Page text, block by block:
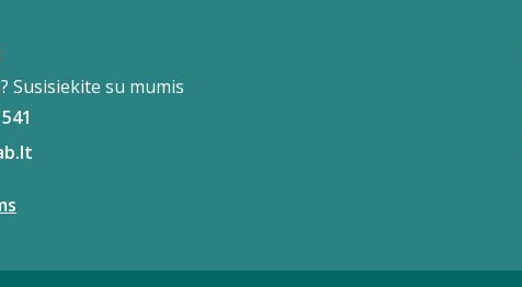
Susisiekite su mumis